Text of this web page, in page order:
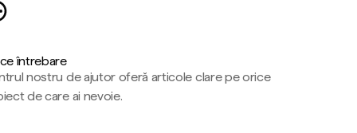
întrebare
nostru de ajutor oferă articole clare pe orice
de care ai nevoie.